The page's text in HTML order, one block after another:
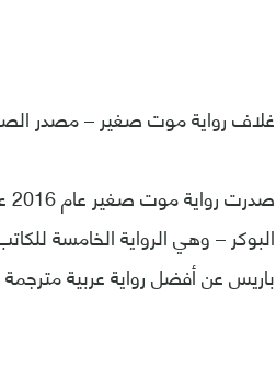
غلاف رواية موت صغير – مصدر
البوكر – وهي الرواية الخامسة
باريس عن أفضل رواية عربية مترجمة للفرنسية في عام